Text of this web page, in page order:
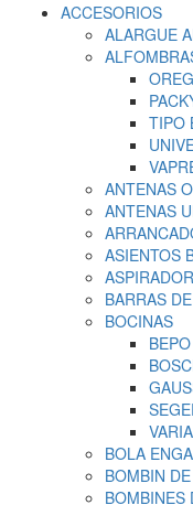
ACCESORIOS
ALARGUE
TIPO
ANTENAS
ANTENAS
ASIENTOS
BARRAS
BOCINAS
BEPO
BOLA
BOMBIN
BOMBINES